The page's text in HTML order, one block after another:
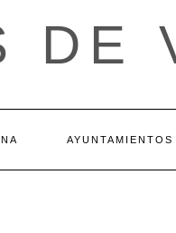
DE
AYUNTAMIENTOS